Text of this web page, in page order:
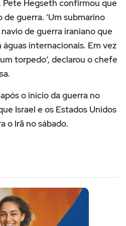
Pete Hegseth confirmou que
guerra. ‘Um submarino
de guerra iraniano que
internacionais. Em vez
torpedo’, declarou o chefe
o início da guerra no
Israel e os Estados Unidos
o Irã no sábado.